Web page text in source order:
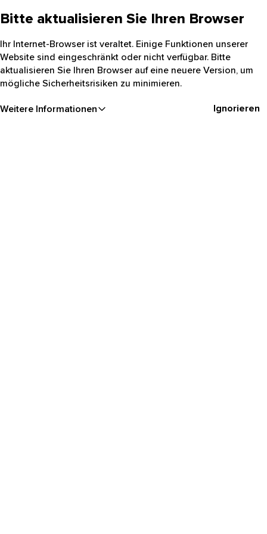
Bitte aktualisieren Sie Ihren Browser
Ihr Internet-Browser ist veraltet. Einige Funktionen unserer
Website sind eingeschränkt oder nicht verfügbar. Bitte
aktualisieren Sie Ihren Browser auf eine neuere Version, um
mögliche Sicherheitsrisiken zu minimieren.
Weitere Informationen Ignorieren